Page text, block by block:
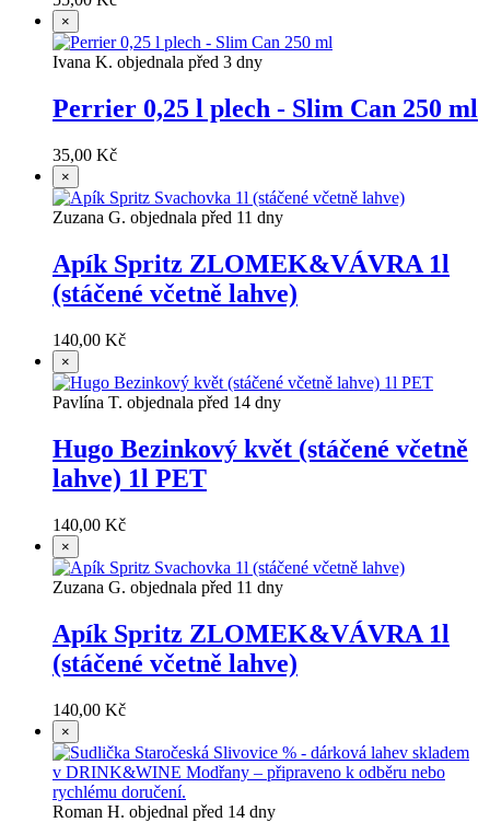
×
Ivana K. objednala před 3 dny
Perrier 0,25 l plech - Slim Can 250 ml
35,00 Kč
×
Zuzana G. objednala před 11 dny
Apík Spritz ZLOMEK&VÁVRA 1l
(stáčené včetně lahve)
140,00 Kč
×
Pavlína T. objednala před 14 dny
Hugo Bezinkový květ (stáčené včetně
lahve) 1l PET
140,00 Kč
×
Zuzana G. objednala před 11 dny
Apík Spritz ZLOMEK&VÁVRA 1l
(stáčené včetně lahve)
140,00 Kč
×
Roman H. objednal před 14 dny